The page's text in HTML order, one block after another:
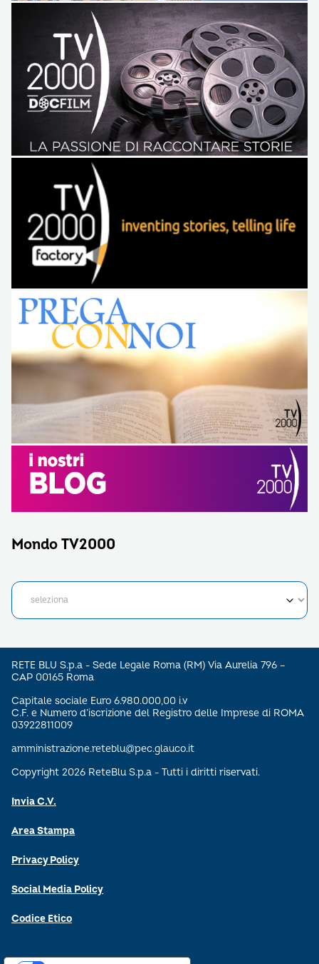
Mondo TV2000
RETE BLU S.p.a - Sede Legale Roma (RM) Via Aurelia 796 –
CAP 00165 Roma
Capitale sociale Euro 6.980.000,00 i.v
C.F. e Numero d’iscrizione del Registro delle Imprese di ROMA
03922811009
amministrazione.reteblu@pec.glauco.it
Copyright 2026 ReteBlu S.p.a - Tutti i diritti riservati.
Invia C.V.
Area Stampa
Privacy Policy
Social Media Policy
Codice Etico